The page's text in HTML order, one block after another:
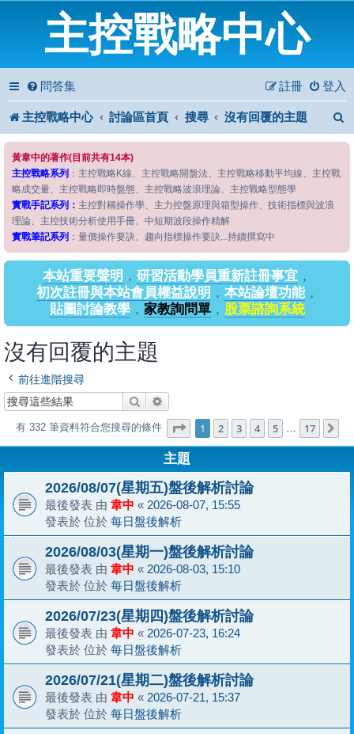
主控戰略中心
問答集 登入
註冊
主控戰略中心 討論區首頁 搜尋 沒有回覆的主題
黃韋中的著作(目前共有14本)
主控戰略系列 ：主控戰略K線、主控戰略開盤法、主控戰略移動平均線、主控戰
略成交量、主控戰略即時盤態、主控戰略波浪理論、主控戰略型態學
實戰手記系列： 主控對稱操作學、主力控盤原理與箱型操作、技術指標與波浪
理論、主控技術分析使用手冊、中短期波段操作精解
實戰筆記系列 ：量價操作要訣、趨向指標操作要訣...持續撰寫中
本站重要聲明 ， 研習活動學員重新註冊事宜 ，
初次註冊與本站會員權益說明 ， 本站論壇功能，
貼圖討論教學， 家教詢問單， 股票諮詢系統
沒有回覆的主題
前往進階搜尋
搜尋
有 332 筆資料符合您搜尋的條件 第 1 頁 (共 17 頁)
1 2 3 4 5 … 17
主題
2026/08/07(星期五)盤後解析討論
最後發表 由 韋中 « 2026-08-07, 15:55
發表於 位於 每日盤後解析
2026/08/03(星期一)盤後解析討論
最後發表 由 韋中 « 2026-08-03, 15:10
發表於 位於 每日盤後解析
2026/07/23(星期四)盤後解析討論
最後發表 由 韋中 « 2026-07-23, 16:24
發表於 位於 每日盤後解析
2026/07/21(星期二)盤後解析討論
最後發表 由 韋中 « 2026-07-21, 15:37
發表於 位於 每日盤後解析